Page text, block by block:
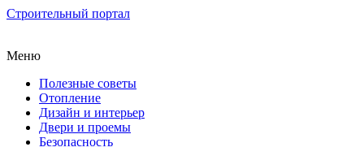
Строительный портал
Меню
Полезные советы
Отопление
Дизайн и интерьер
Двери и проемы
Безопасность